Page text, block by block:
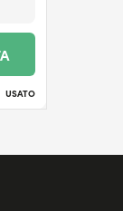
USATO